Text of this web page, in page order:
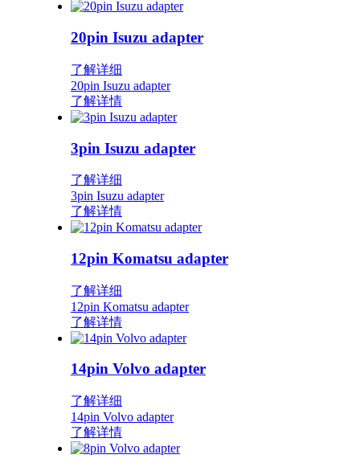
20pin Isuzu adapter
了解详细
20pin Isuzu adapter
了解详情
3pin Isuzu adapter
了解详细
3pin Isuzu adapter
了解详情
12pin Komatsu adapter
了解详细
12pin Komatsu adapter
了解详情
14pin Volvo adapter
了解详细
14pin Volvo adapter
了解详情